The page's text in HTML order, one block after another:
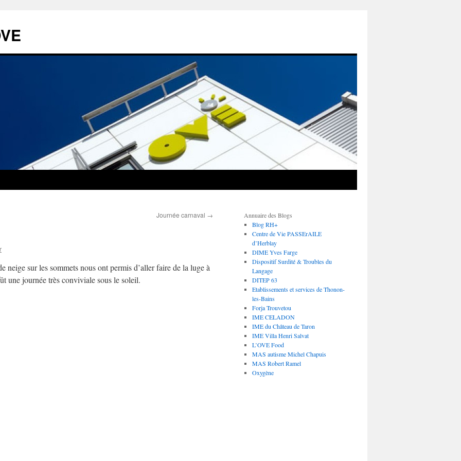
Journée carnaval →
neige sur les sommets nous ont permis d’aller faire de la luge à
une journée très conviviale sous le soleil.
Annuaire des Blogs
Blog RH+
Centre de Vie PASSErAILE
d’Herblay
DIME Yves Farge
Dispositif Surdité & Troubles du
Langage
DITEP 63
Etablissements et services de Thonon-
les-Bains
Forja Trouvetou
IME CELADON
IME du Château de Taron
IME Villa Henri Salvat
L’OVE Food
MAS autisme Michel Chapuis
MAS Robert Ramel
Oxygène